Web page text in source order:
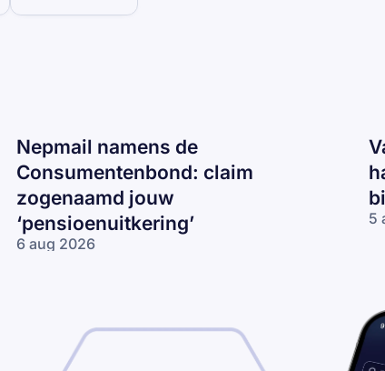
Nepmail namens de
Consumentenbond: claim
zogenaamd jouw
‘pensioenuitkering’
6 aug 2026
‘pensioenuitkering’
5
22
te